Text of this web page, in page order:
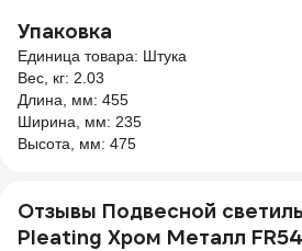
Упаковка
Единица товара: Штука
Вес, кг: 2.03
Длина, мм: 455
Ширина, мм: 235
Высота, мм: 475
Отзывы Подвесной
Pleating Хром Металл